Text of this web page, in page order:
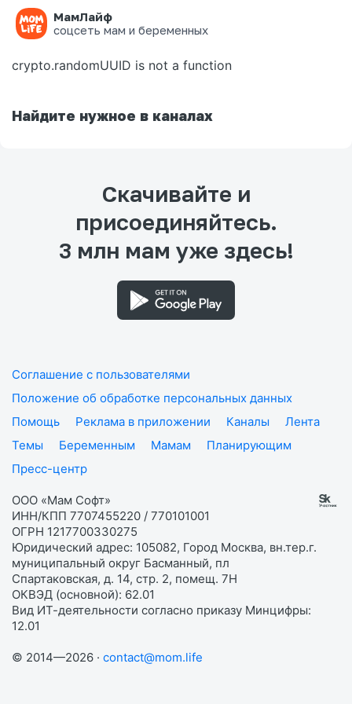
МамЛайф
соцсеть мам и беременных
Ошибка на странице
crypto.randomUUID is not a function
Найдите нужное в каналах
Скачивайте и
присоединяйтесь.
3 млн мам уже здесь!
Соглашение с пользователями
Положение об обработке персональных данных
Помощь
Реклама в приложении Каналы
Лента
Темы
Беременным Мамам
Планирующим
Пресс-центр
ООО «Мам Софт»
ИНН/КПП 7707455220 / 770101001
ОГРН 1217700330275
Юридический адрес: 105082, Город Москва, вн.тер.г.
муниципальный округ Басманный, пл
Спартаковская, д. 14, стр. 2, помещ. 7Н
ОКВЭД (основной): 62.01
Вид ИТ-деятельности согласно приказу Минцифры:
12.01
© 2014—2026 · contact@mom.life